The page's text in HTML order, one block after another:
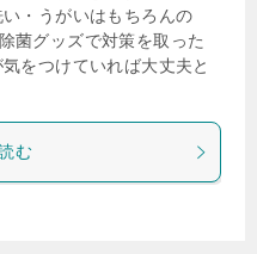
・うがいはもちろんの
菌グッズで対策を取った
をつけていれば大丈夫と
む